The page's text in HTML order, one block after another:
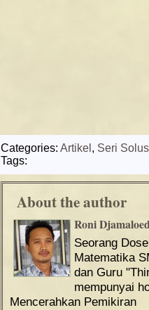
Categories: Artikel , Seri
Tags:
About the author
Roni
Seorang
Matematika
dan Guru
mempunyai
Mencerahkan Pemikiran